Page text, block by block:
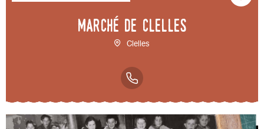
Marché de Clelles
Clelles